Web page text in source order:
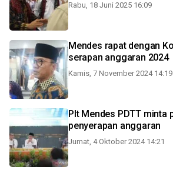
Rabu, 18 Juni 2025 16:09
Mendes rapat dengan Komisi V DPR bahas
serapan anggaran 2024
Kamis, 7 November 2024 14:19
Plt Mendes PDTT minta percepatan
penyerapan anggaran
Jumat, 4 Oktober 2024 14:21